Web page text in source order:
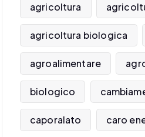
agricoltura
agricoltura biologica
agroalimentare
biologico
caporalato caro